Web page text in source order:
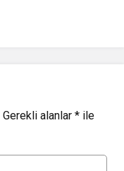
Gerekli alanlar * ile